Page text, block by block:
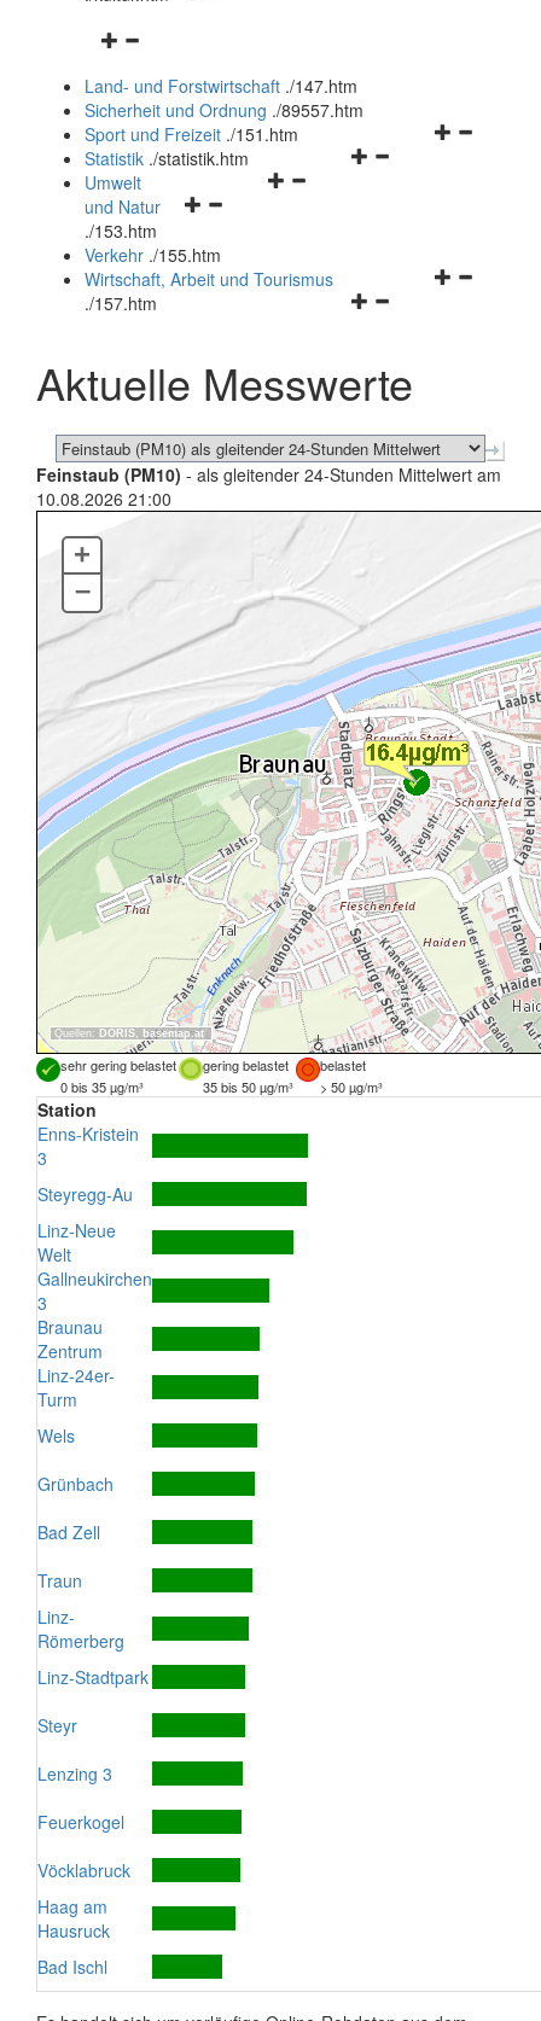
Navigationsmenü
und
schließen
Land- und Forstwirtschaft ./147.htm
Sicherheit und Ordnung ./89557.htm
Navigationsmenü
Sport und Freizeit ./151.htm
Navigationsmenü
Statistik ./statistik.htm
Navigationsmenü
und
schließen
Umwelt
und Natur
./153.htm
Verkehr ./155.htm
Navigationsmenü
schließen
Wirtschaft, Arbeit und Tourismus
./157.htm
Aktuelle Messwerte
Feinstaub (PM10) - als gleitender 24-Stunden Mittelwert am
10.08.2026 21:00
Quellen: DORIS, basemap.at
+
–
sehr gering belastet gering belastet
belastet
0 bis 35 µg/m³
35 bis 50 µg/m³ > 50 µg/m³
Station
Enns-Kristein
3
Steyregg-Au
Linz-Neue
Welt
Gallneukirchen
3
Braunau
Zentrum
Linz-24er-
Turm
Wels
Grünbach
Bad Zell
Traun
Linz-
Römerberg
Linz-Stadtpark
Steyr
Lenzing 3
Feuerkogel
Vöcklabruck
Haag am
Hausruck
Bad Ischl